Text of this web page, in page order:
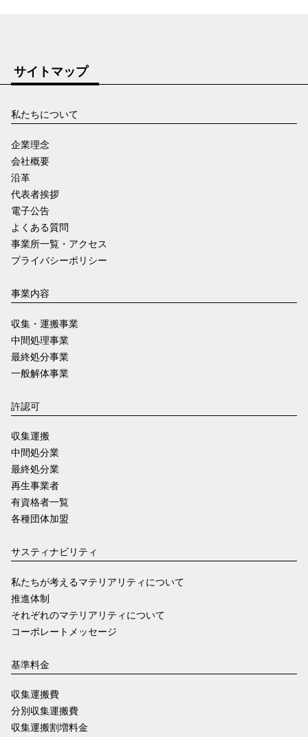
サイトマップ
私たちについて
企業理念
会社概要
沿革
代表者挨拶
電子公告
よくある質問
事業所一覧・アクセス
プライバシーポリシー
事業内容
収集・運搬事業
中間処理事業
最終処分事業
一般解体事業
許認可
収集運搬
中間処分業
最終処分業
再生事業者
有資格者一覧
各種団体加盟
サスティナビリティ
私たちが考えるマテリアリティについて
推進体制
それぞれのマテリアリティについて
コーポレートメッセージ
基準料金
収集運搬費
分別収集運搬費
収集運搬割増料金